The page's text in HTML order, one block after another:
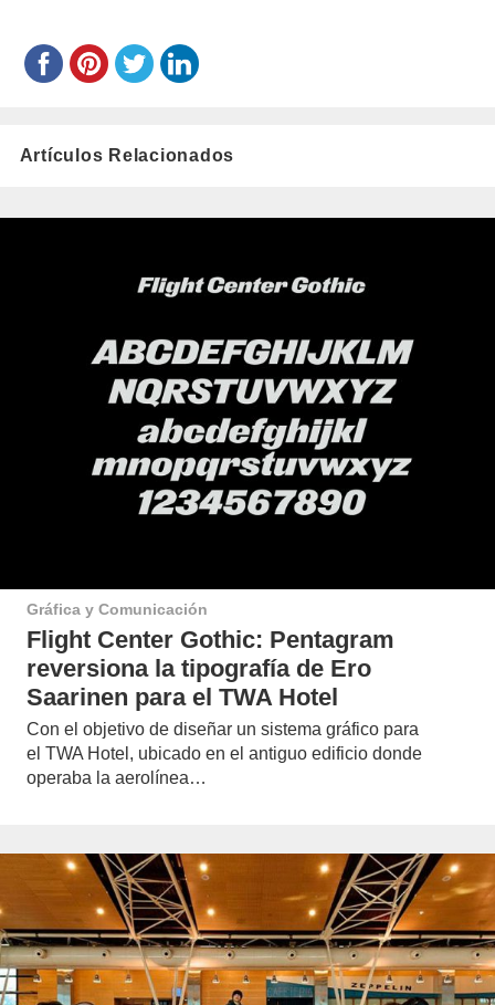
Artículos Relacionados
Gráfica y Comunicación
Flight Center Gothic: Pentagram
reversiona la tipografía de Ero
Saarinen para el TWA Hotel
Con el objetivo de diseñar un sistema gráfico para
el TWA Hotel, ubicado en el antiguo edificio donde
operaba la aerolínea…